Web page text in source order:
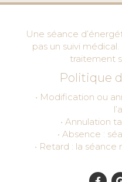
Une séance
pas un suivi
traitement
Politique
• Modification ou
• Annulation
• Absence :
• Retard : la